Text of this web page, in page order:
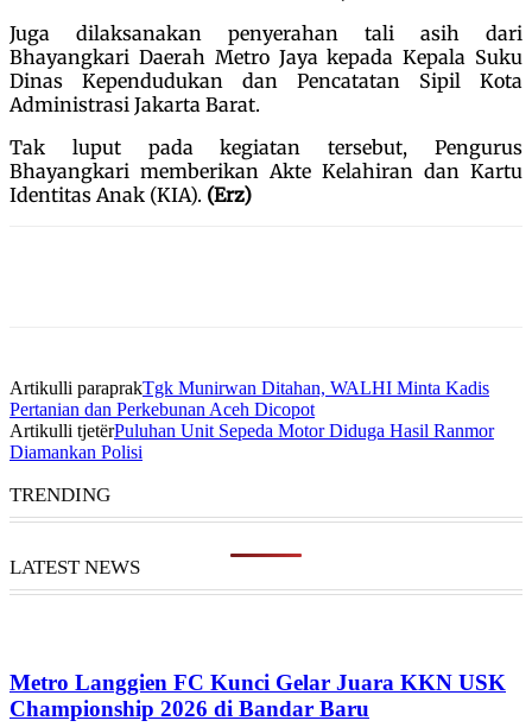
Juga dilaksanakan penyerahan tali asih dari
Bhayangkari Daerah Metro Jaya kepada Kepala Suku
Dinas Kependudukan dan Pencatatan Sipil Kota
Administrasi Jakarta Barat.
Tak luput pada kegiatan tersebut, Pengurus
Bhayangkari memberikan Akte Kelahiran dan Kartu
Identitas Anak (KIA). (Erz)
Artikulli paraprakTgk Munirwan Ditahan, WALHI Minta Kadis
Pertanian dan Perkebunan Aceh Dicopot
Artikulli tjetërPuluhan Unit Sepeda Motor Diduga Hasil Ranmor
Diamankan Polisi
TRENDING
LATEST NEWS
Metro Langgien FC Kunci Gelar Juara KKN USK
Championship 2026 di Bandar Baru